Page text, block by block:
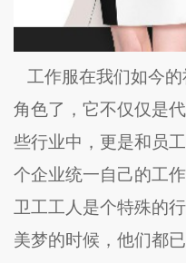
工作服在我们如今
角色了，它不仅仅是
些行业中，更是和员
个企业统一自己的工
卫工工人是个特殊的
美梦的时候，他们都